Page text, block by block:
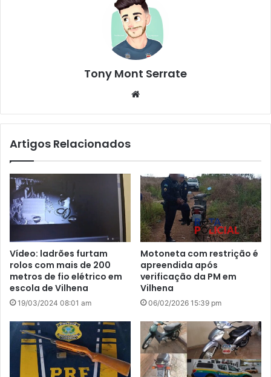
Tony Mont Serrate
te
Artigos Relacionados
Vídeo: ladrões furtam
rolos com mais de 200
metros de fio elétrico em
escola de Vilhena
19/03/2024 08:01 am
Motoneta com restrição é
apreendida após
verificação da PM em
Vilhena
06/02/2026 15:39 pm